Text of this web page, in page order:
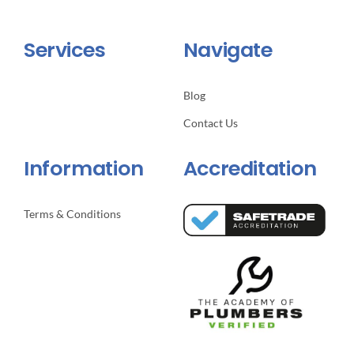
Services Navigate
Blog
Contact Us
Information
Terms & Conditions
Accreditation